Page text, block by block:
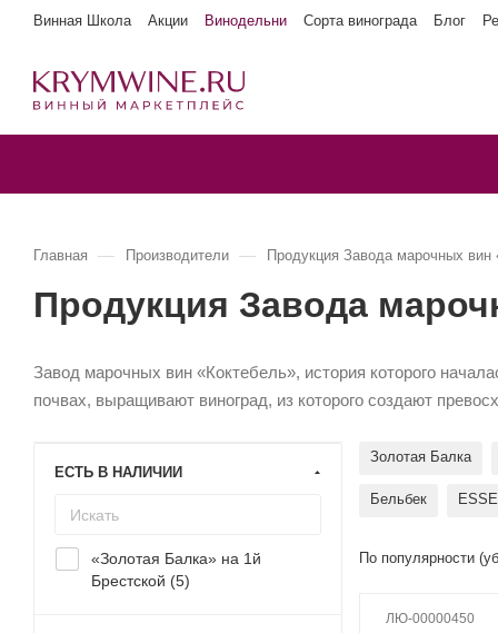
Винная Школа Акции Винодельни Сорта винограда Блог
Главная — Производители — Продукция Завода марочных вин
Продукция Завода
Завод марочных вин «Коктебель», история которого
почвах, выращивают виноград, из которого создают
Золотая Балка
Бельбек ESSE
По популярности
ЛЮ-00000450
ЕСТЬ В НАЛИЧИИ
«Золотая Балка» на 1й
Брестской (5)